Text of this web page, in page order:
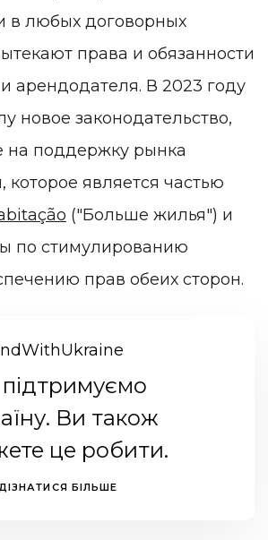
в любых договорных
права и обязанности
арендодателя. В 2023 году
новое законодательство,
на поддержку рынка
является частью
("Больше жилья") и
по стимулированию
прав обеих сторон.
Ви також
це робити.
БІЛЬШЕ